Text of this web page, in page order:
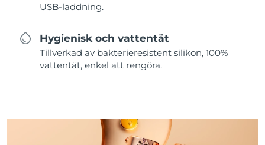
USB-laddning.
Hygienisk och vattentät
Tillverkad av bakterieresistent silikon, 100%
vattentät, enkel att rengöra.